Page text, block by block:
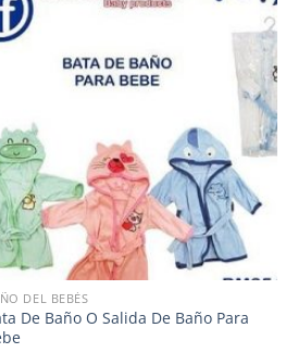
DEL BEBÉS
De Baño O Salida De Baño Para